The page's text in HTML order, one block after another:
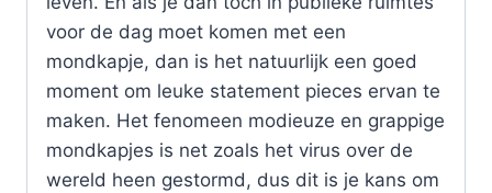
voor de dag moet komen met een
mondkapje, dan is het natuurlijk een goed
moment om leuke statement pieces ervan te
maken. Het fenomeen modieuze en grappige
mondkapjes is net zoals het virus over de
wereld heen gestormd, dus dit is je kans om